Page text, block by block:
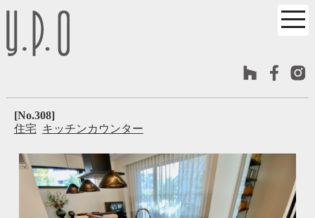
[No.308]
住宅 キッチンカウンター